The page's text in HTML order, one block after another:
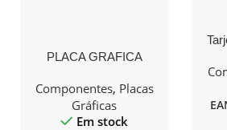
PLACA GRAFICA
FIGHTER AMD RX 7600
8GB GDDR6
Componentes, Placas
Gráficas
Em stock